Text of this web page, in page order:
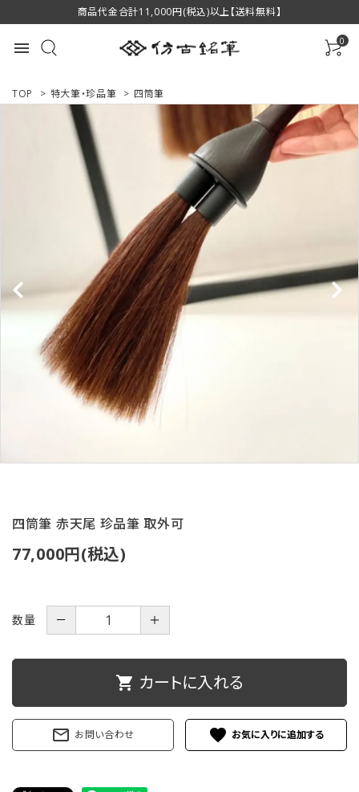
商品代金合計11,000円(税込)以上【送料無料】
menu 0
ACCOUNT MENU
ようこそ ゲスト 様
新規会員登録
用途で選ぶ
私たちについて
ご利用ガイド
プライバシーポリシー
特定商取引法について
TOP > 特大筆・珍品筆 > 四筒筆
四筒筆 赤天尾 珍品筆 取外可
77,000円(税込)
数量 － ＋
shopping_cart カートに入れる
mail_outline お問い合わせ favorite